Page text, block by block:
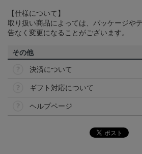
【仕様について】
取り扱い商品によっては、パッケージや
告なく変更になることがございます。
その他
決済について
ギフト対応について
ヘルプページ